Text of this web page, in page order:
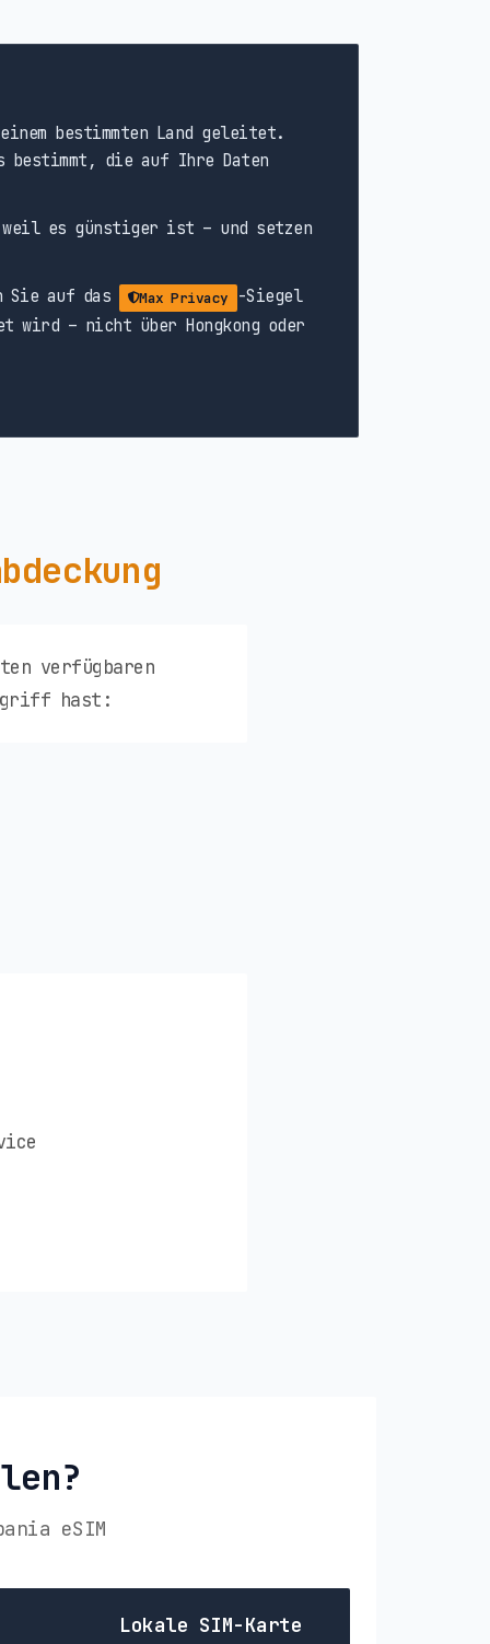
bestimmten Land geleitet.
bestimmt, die auf Ihre Daten
es günstiger ist – und setzen
Sie auf das Max Privacy
-Siegel
wird – nicht über Hongkong oder
verfügbaren
hast:
eSIM
Lokale SIM-Karte